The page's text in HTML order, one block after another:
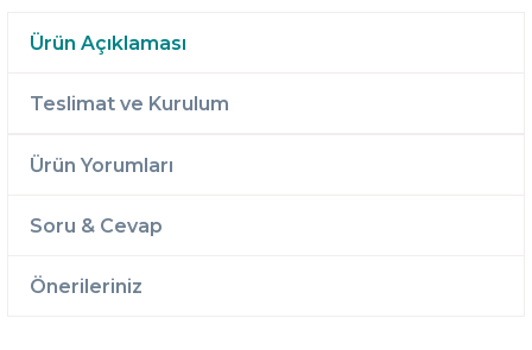
Ürün Açıklaması
Teslimat ve Kurulum
Ürün Yorumları
Soru & Cevap
Önerileriniz